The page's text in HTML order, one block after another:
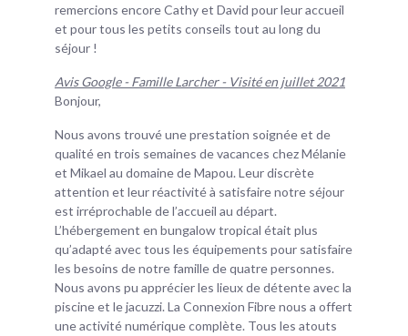
remercions encore Cathy et David pour leur accueil
et pour tous les petits conseils tout au long du
séjour !
Avis Google - Famille Larcher - Visité en juillet 2021
Bonjour,
Nous avons trouvé une prestation soignée et de
qualité en trois semaines de vacances chez Mélanie
et Mikael au domaine de Mapou. Leur discrète
attention et leur réactivité à satisfaire notre séjour
est irréprochable de l’accueil au départ.
L’hébergement en bungalow tropical était plus
qu’adapté avec tous les équipements pour satisfaire
les besoins de notre famille de quatre personnes.
Nous avons pu apprécier les lieux de détente avec la
piscine et le jacuzzi. La Connexion Fibre nous a offert
une activité numérique complète. Tous les atouts